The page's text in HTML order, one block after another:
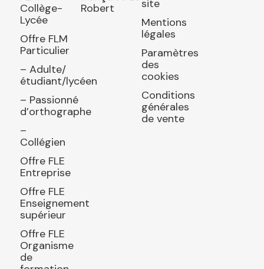
Collège-
Lycée
Offre FLM
Particulier
– Adulte/
étudiant/lycéen
– Passionné
d’orthographe
–
Collégien
Offre FLE
Entreprise
Offre FLE
Enseignement
supérieur
Offre FLE
Organisme
de
Robert
site
Mentions
légales
Paramètres
des
cookies
Conditions
générales
de vente